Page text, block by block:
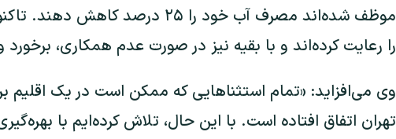
را رعایت کرده‌اند و با بقیه نیز در صورت عدم همکاری،
وی می‌افزاید: «تمام استثناهایی که ممکن است در یک اقلیم
تهران اتفاق افتاده است. با این حال، تلاش کرده‌ایم با